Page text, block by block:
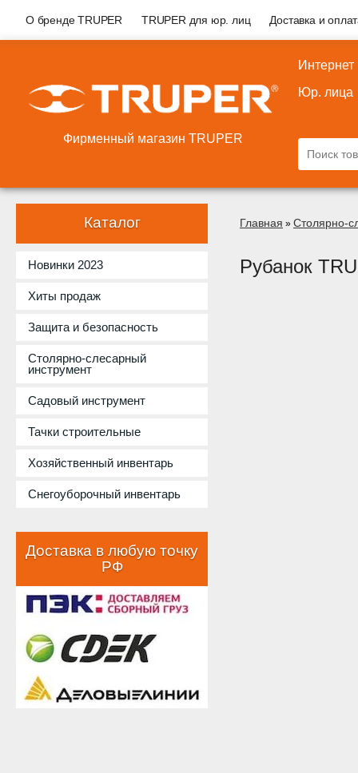
О бренде TRUPER TRUPER для юр. лиц Доставка и
Фирменный магазин TRUPER
Интернет
Юр. лица
Каталог
Новинки 2023
Хиты продаж
Защита и безопасность
Столярно-слесарный
инструмент
Садовый инструмент
Тачки строительные
Хозяйственный инвентарь
Снегоуборочный инвентарь
Доставка в любую точку
РФ
Главная » Столярно-
Рубанок